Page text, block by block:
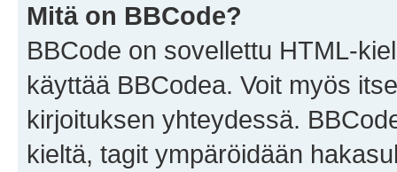
Mitä on BBCode?
BBCode on sovellettu HTML-
käyttää BBCodea. Voit myös
kirjoituksen yhteydessä.
kieltä, tagit ympäröidään